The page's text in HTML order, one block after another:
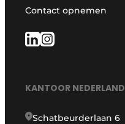
Contact opnemen
KANTOOR NEDERLAND
Schatbeurderlaan 6